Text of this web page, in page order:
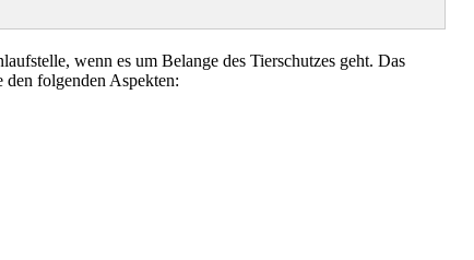
wenn es um Belange des Tierschutzes geht. Das
folgenden Aspekten: